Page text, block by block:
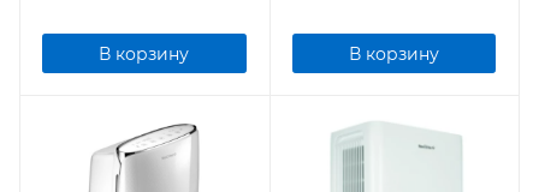
В корзину В корзину